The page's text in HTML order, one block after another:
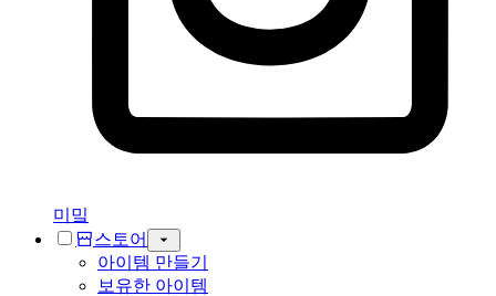
미밐
스토어
아이템 만들기
보유한 아이템